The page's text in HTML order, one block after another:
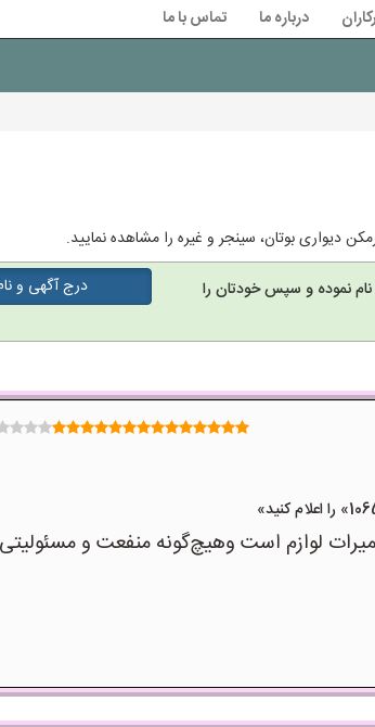
درباره ما تماس با ما
دیواری بوتان، سینجر و غیره را مشاهده نمایید.
نموده و سپس خودتان را
درج آگهی و
لوازم است وهیچ‌گونه منفعت و مسئولیتی